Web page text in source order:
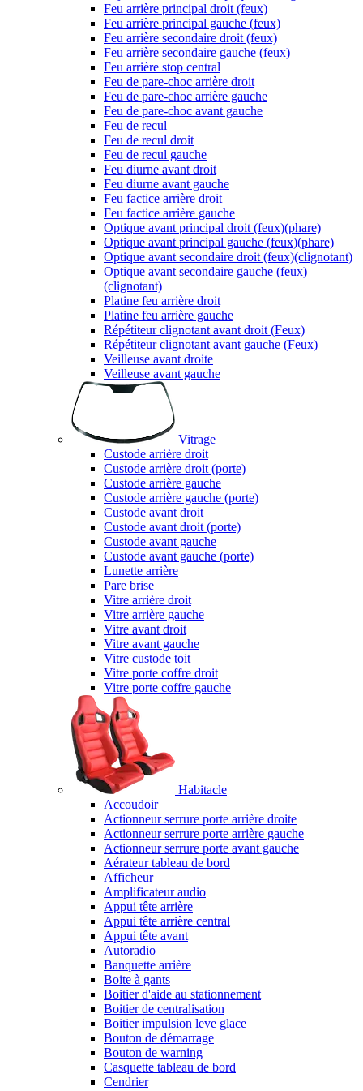
Feu arrière principal droit (feux)
Feu arrière principal gauche (feux)
Feu arrière secondaire droit (feux)
Feu arrière secondaire gauche (feux)
Feu arrière stop central
Feu de pare-choc arrière droit
Feu de pare-choc arrière gauche
Feu de pare-choc avant gauche
Feu de recul
Feu de recul droit
Feu de recul gauche
Feu diurne avant droit
Feu diurne avant gauche
Feu factice arrière droit
Feu factice arrière gauche
Optique avant principal droit (feux)(phare)
Optique avant principal gauche (feux)(phare)
Optique avant secondaire droit (feux)(clignotant)
Optique avant secondaire gauche (feux)
(clignotant)
Platine feu arrière droit
Platine feu arrière gauche
Répétiteur clignotant avant droit (Feux)
Répétiteur clignotant avant gauche (Feux)
Veilleuse avant droite
Veilleuse avant gauche
Vitrage
Custode arrière droit
Custode arrière droit (porte)
Custode arrière gauche
Custode arrière gauche (porte)
Custode avant droit
Custode avant droit (porte)
Custode avant gauche
Custode avant gauche (porte)
Lunette arrière
Pare brise
Vitre arrière droit
Vitre arrière gauche
Vitre avant droit
Vitre avant gauche
Vitre custode toit
Vitre porte coffre droit
Vitre porte coffre gauche
Habitacle
Accoudoir
Actionneur serrure porte arrière droite
Actionneur serrure porte arrière gauche
Actionneur serrure porte avant gauche
Aérateur tableau de bord
Afficheur
Amplificateur audio
Appui tête arrière
Appui tête arrière central
Appui tête avant
Autoradio
Banquette arrière
Boite à gants
Boitier d'aide au stationnement
Boitier de centralisation
Boitier impulsion leve glace
Bouton de démarrage
Bouton de warning
Casquette tableau de bord
Cendrier